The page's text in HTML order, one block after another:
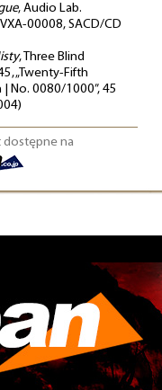
, Audio Lab.
00008, SACD/CD
, Three Blind
„Twenty-Fifth
No. 0080/1000”, 45
dostępne na